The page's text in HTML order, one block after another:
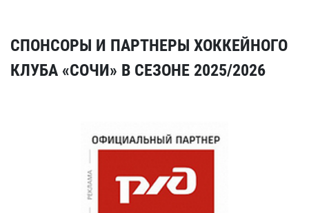
СПОНСОРЫ И ПАРТНЕРЫ ХОККЕЙНОГО
КЛУБА «СОЧИ» В СЕЗОНЕ 2025/2026